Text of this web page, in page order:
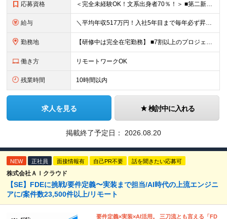
応募資格 ＜完全未経験OK！文系出身者70％！＞ ■第二新卒歓迎 ■学歴・経歴不問・社会人未経験もOK ■20代を中心に活躍中◎ ★☆先輩たちの前職☆★ 元アパレルスタッフや塾講師、介護士、事務、営業など社員
給与 ＼平均年収517万円！入社5年目まで毎年必ず昇給／ ■賞与年3回 ■年収800万円以上も可 ■入社3年以上の平均年収469.2万円 月給23万2000円以上＋賞与年3回＋各種手当 ☆入社5年目まで最
勤務地 【研修中は完全在宅勤務】 ■7割以上のプロジェクトでリモートワークを導入 ■一都三県のプロジェクト先 ■転居を伴う転勤なし ＜プロジェクト先＞ 東京・神奈川・千葉・埼玉でのプロジェクト先にて勤務いた
働き方 リモートワークOK
残業時間 10時間以内
求人を見る 検討中に入れる
掲載終了予定日： 2026.08.20
NEW 正社員 面接情報有 自己PR不要 話を聞きたい応募可
株式会社ＡＩクラウド
【SE】FDEに挑戦/要件定義〜実装まで担当/AI時代の上流エンジニ
アに/案件数23,500件以上/リモート
要件定義×実装×AI活用。 三刀流とも言える「FD